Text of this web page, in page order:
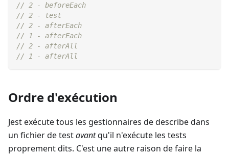
// 2 - beforeEach
// 2 - test
// 2 - afterEach
// 1 - afterEach
// 2 - afterAll
// 1 - afterAll
Ordre d'exécution
Jest exécute tous les gestionnaires de describe dans
un fichier de testavantqu'il n'exécute les tests
proprement dits. C'est une autre raison de faire la